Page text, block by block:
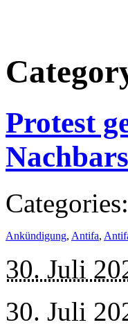
Protest
Categories:
Ankündigung, Antifa,
30. Juli
30. Juli